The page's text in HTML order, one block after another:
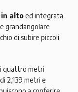
in altoed integrata
grandangolare
di subire piccoli
quattro metri
2,139 metri e